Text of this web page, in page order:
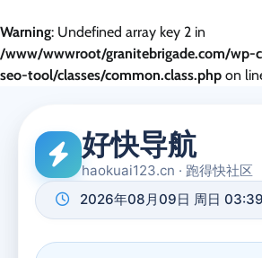
Warning: Undefined array key 2 in
/www/wwwroot/granitebrigade.com/wp-
seo-tool/classes/common.class.php on